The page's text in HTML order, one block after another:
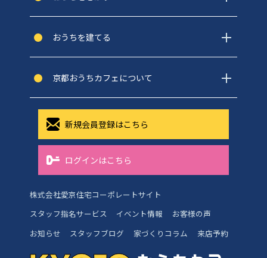
おうちを建てる
京都おうちカフェについて
新規会員登録はこちら
ログインはこちら
株式会社愛京住宅コーポレートサイト
スタッフ指名サービス
イベント情報
お客様の声
お知らせ
スタッフブログ 家づくりコラム 来店予約